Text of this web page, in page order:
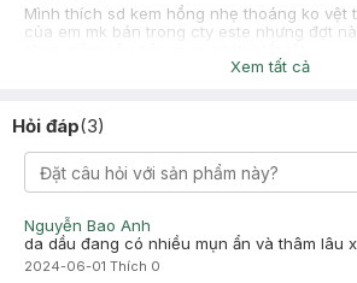
Mình thích sd kem hồng nhẹ thoáng ko vệt
của em mk bán trong cty este nhưng đợt
Xem tất cả
Hỏi đáp(3)
Nguyễn Bao Anh
da dầu đang có nhiều mụn ẩn và thâm lâu
2024-06-01 Thích 0